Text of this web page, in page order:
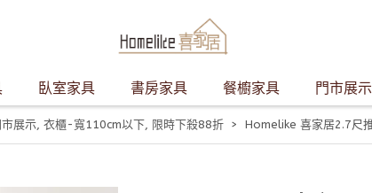
臥室家具 書房家具 餐櫥家具 門市展示
展示, 衣櫃-寬110cm以下, 限時下殺88折 Homelike 喜家居2.7尺